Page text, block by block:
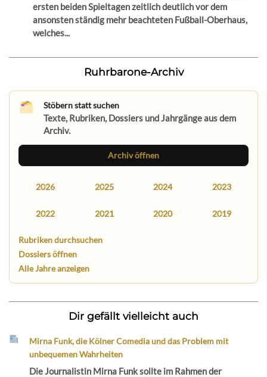
ersten beiden Spieltagen zeitlich deutlich vor dem
ansonsten ständig mehr beachteten Fußball-Oberhaus,
welches...
Ruhrbarone-Archiv
Stöbern statt suchen
Texte, Rubriken, Dossiers und Jahrgänge aus dem
Archiv.
Archiv öffnen
2026 2025 2024 2023
2022 2021 2020 2019
Rubriken durchsuchen
Dossiers öffnen
Alle Jahre anzeigen
Dir gefällt vielleicht auch
Mirna Funk, die Kölner Comedia und das Problem mit
unbequemen Wahrheiten
Die Journalistin Mirna Funk sollte im Rahmen der